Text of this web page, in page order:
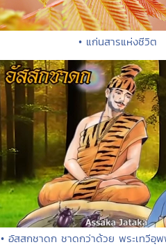
• แก่นสารแห่งชีวิต
• อัสสกชาดก ชาดกว่าด้วย พระเทวีอุ